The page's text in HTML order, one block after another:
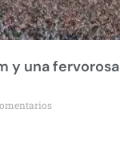
y una fervorosa